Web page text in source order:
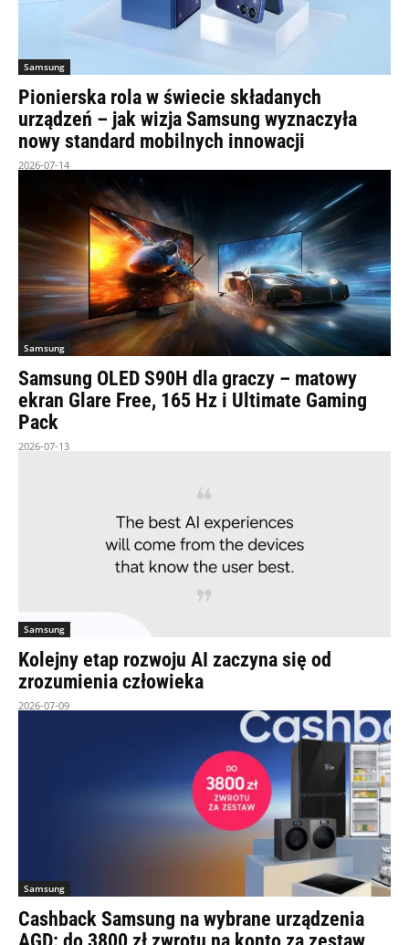
Samsung
Pionierska rola w świecie składanych
urządzeń – jak wizja Samsung wyznaczyła
nowy standard mobilnych innowacji
2026-07-14
Samsung
Samsung OLED S90H dla graczy – matowy
ekran Glare Free, 165 Hz i Ultimate Gaming
Pack
2026-07-13
Samsung
Kolejny etap rozwoju AI zaczyna się od
zrozumienia człowieka
2026-07-09
Samsung
Cashback Samsung na wybrane urządzenia